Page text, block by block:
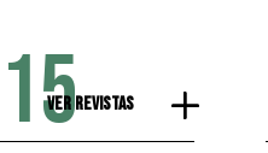
15Ver Revistas